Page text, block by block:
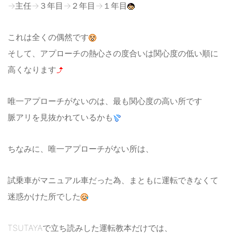
→主任→３年目→２年目→１年目
これは全くの偶然です
そして、アプローチの熱心さの度合いは関心度の低い順に
高くなります
唯一アプローチがないのは、最も関心度の高い所です
脈アリを見抜かれているかも
ちなみに、唯一アプローチがない所は、
試乗車がマニュアル車だった為、まともに運転できなくて
迷惑かけた所でした
TSUTAYAで立ち読みした運転教本だけでは、